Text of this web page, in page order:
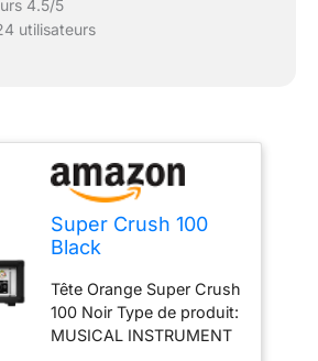
4.5/5
utilisateurs
Super Crush 100
Black
Tête Orange Super Crush
100 Noir Type de produit:
MUSICAL INSTRUMENT